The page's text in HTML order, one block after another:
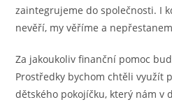
zaintegrujeme do společnosti. I
nevěří, my věříme a
Za jakoukoliv finanční pomoc
Prostředky bychom chtěli využít
dětského pokojíčku, který nám v